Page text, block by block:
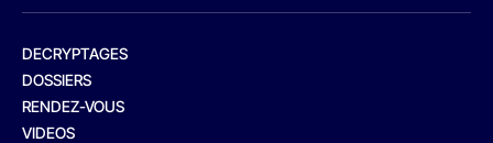
DECRYPTAGES
DOSSIERS
RENDEZ-VOUS
VIDEOS